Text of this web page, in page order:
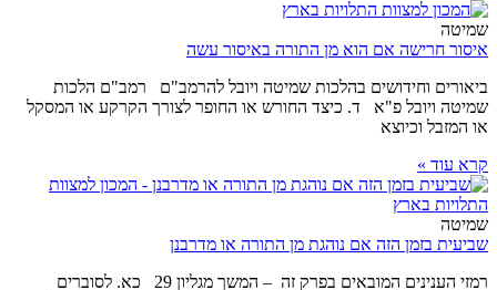
שמיטה
איסור חרישה אם הוא מן התורה באיסור עשה
ביאורים וחידושים בהלכות שמיטה ויובל להרמב"ם רמב"ם הלכות
שמיטה ויובל פ"א ד. כיצד החורש או החופר לצורך הקרקע או המסקל
או המזבל וכיוצא
קרא עוד »
שמיטה
שביעית בזמן הזה אם נוהגת מן התורה או מדרבנן
רמזי הענינים המובאים בפרק זה – המשך מגליון 29 כא. לסוברים